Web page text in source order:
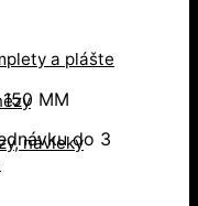
a plášte
návleky
150 MM
do 3